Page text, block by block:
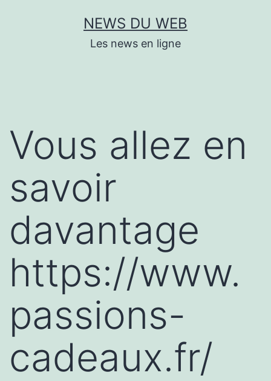
NEWS DU WEB
Les news en ligne
Vous allez en
savoir
davantage
https://www.
passions-
cadeaux.fr/